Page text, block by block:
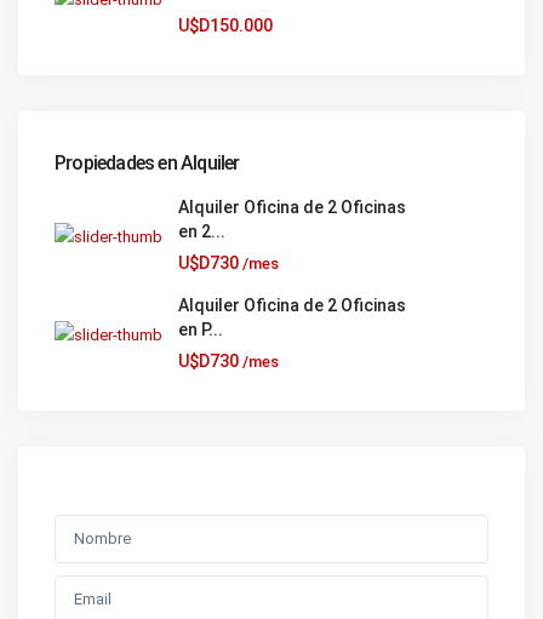
U$D150.000
Propiedades en Alquiler
Alquiler Oficina de 2 Oficinas
en 2...
U$D730 /mes
Alquiler Oficina de 2 Oficinas
en P...
U$D730 /mes